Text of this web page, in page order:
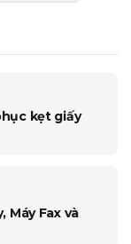
kẹt giấy
Máy Fax và